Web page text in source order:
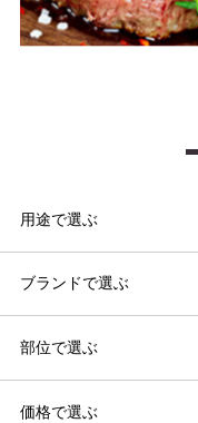
用途で選ぶ
ブランドで選ぶ
部位で選ぶ
価格で選ぶ